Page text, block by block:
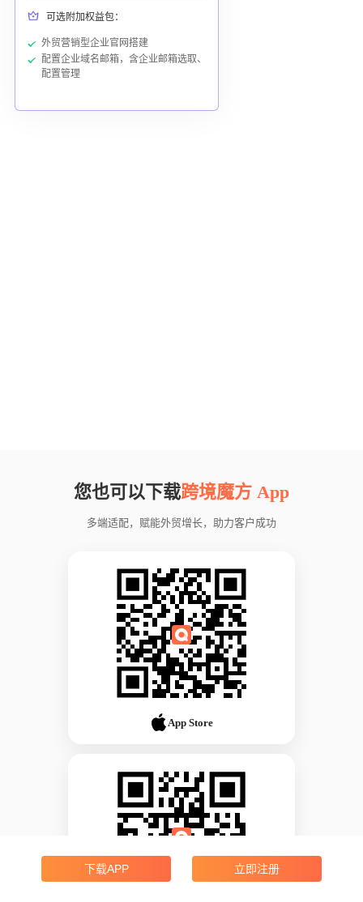
可选附加权益包：
外贸营销型企业官网搭建
配置企业域名邮箱，含企业邮箱选取、
配置管理
您也可以下载跨境魔方 App
多端适配，赋能外贸增长，助力客户成功
App Store
下载APP 立即注册